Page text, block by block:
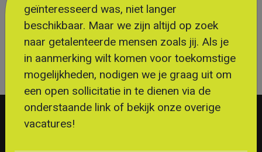
SOLLICITEER DIRECT!
HET PROCES
geïnteresseerd was, niet langer
beschikbaar. Maar we zijn altijd op zoek
naar getalenteerde mensen zoals jij. Als je
in aanmerking wilt komen voor toekomstige
mogelijkheden, nodigen we je graag uit om
een open sollicitatie in te dienen via de
onderstaande link of bekijk onze overige
vacatures!